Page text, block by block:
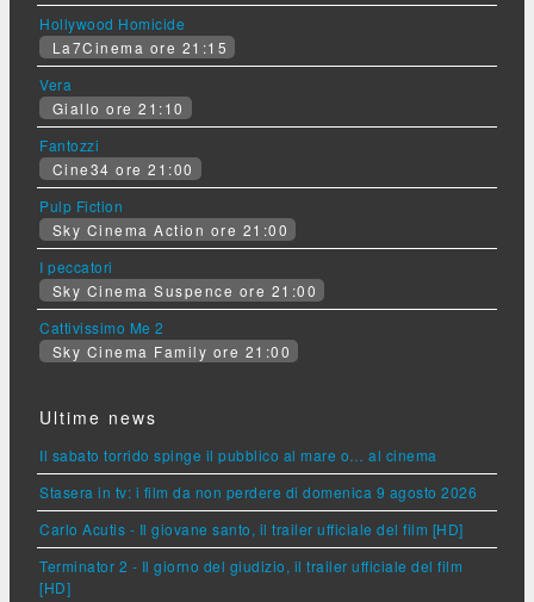
Hollywood Homicide
La7Cinema ore 21:15
Vera
Giallo ore 21:10
Fantozzi
Cine34 ore 21:00
Pulp Fiction
Sky Cinema Action ore 21:00
I peccatori
Sky Cinema Suspence ore 21:00
Cattivissimo Me 2
Sky Cinema Family ore 21:00
Ultime news
Il sabato torrido spinge il pubblico al mare o… al cinema
Stasera in tv: i film da non perdere di domenica 9 agosto 2026
Carlo Acutis - Il giovane santo, il trailer ufficiale del film [HD]
Terminator 2 - Il giorno del giudizio, il trailer ufficiale del film
[HD]